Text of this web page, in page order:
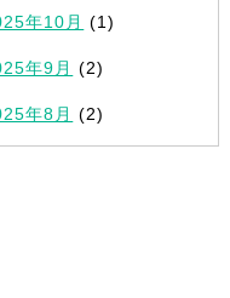
年10月 (1)
年9月 (2)
年8月 (2)